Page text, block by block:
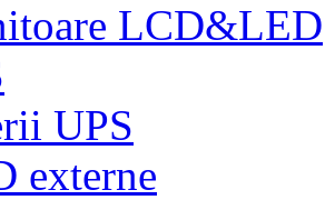
LCD&LED
UPS
externe